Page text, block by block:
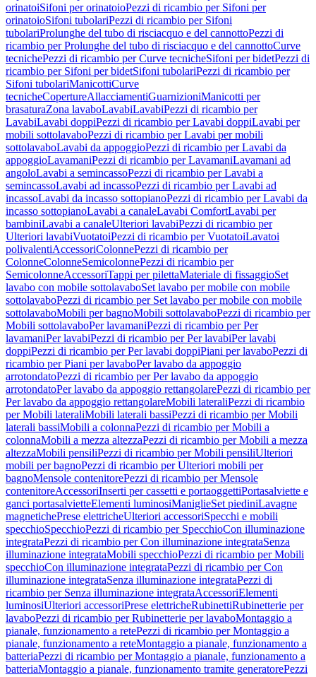
orinatoiSifoni per orinatoioPezzi di ricambio per Sifoni per
orinatoioSifoni tubolariPezzi di ricambio per Sifoni
tubolariProlunghe del tubo di risciacquo e del cannottoPezzi di
ricambio per Prolunghe del tubo di risciacquo e del cannottoCurve
tecnichePezzi di ricambio per Curve tecnicheSifoni per bidetPezzi di
ricambio per Sifoni per bidetSifoni tubolariPezzi di ricambio per
Sifoni tubolariManicottiCurve
tecnicheCopertureAllacciamentiGuarnizioniManicotti per
brasaturaZona lavaboLavabiLavabiPezzi di ricambio per
LavabiLavabi doppiPezzi di ricambio per Lavabi doppiLavabi per
mobili sottolavaboPezzi di ricambio per Lavabi per mobili
sottolavaboLavabi da appoggioPezzi di ricambio per Lavabi da
appoggioLavamaniPezzi di ricambio per LavamaniLavamani ad
angoloLavabi a semincassoPezzi di ricambio per Lavabi a
semincassoLavabi ad incassoPezzi di ricambio per Lavabi ad
incassoLavabi da incasso sottopianoPezzi di ricambio per Lavabi da
incasso sottopianoLavabi a canaleLavabi ComfortLavabi per
bambiniLavabi a canaleUlteriori lavabiPezzi di ricambio per
Ulteriori lavabiVuotatoiPezzi di ricambio per VuotatoiLavatoi
polivalentiAccessoriColonnePezzi di ricambio per
ColonneColonneSemicolonnePezzi di ricambio per
SemicolonneAccessoriTappi per pilettaMateriale di fissaggioSet
lavabo con mobile sottolavaboSet lavabo per mobile con mobile
sottolavaboPezzi di ricambio per Set lavabo per mobile con mobile
sottolavaboMobili per bagnoMobili sottolavaboPezzi di ricambio per
Mobili sottolavaboPer lavamaniPezzi di ricambio per Per
lavamaniPer lavabiPezzi di ricambio per Per lavabiPer lavabi
doppiPezzi di ricambio per Per lavabi doppiPiani per lavaboPezzi di
ricambio per Piani per lavaboPer lavabo da appoggio
arrotondatoPezzi di ricambio per Per lavabo da appoggio
arrotondatoPer lavabo da appoggio rettangolarePezzi di ricambio per
Per lavabo da appoggio rettangolareMobili lateraliPezzi di ricambio
per Mobili lateraliMobili laterali bassiPezzi di ricambio per Mobili
laterali bassiMobili a colonnaPezzi di ricambio per Mobili a
colonnaMobili a mezza altezzaPezzi di ricambio per Mobili a mezza
altezzaMobili pensiliPezzi di ricambio per Mobili pensiliUlteriori
mobili per bagnoPezzi di ricambio per Ulteriori mobili per
bagnoMensole contenitorePezzi di ricambio per Mensole
contenitoreAccessoriInserti per cassetti e portaoggettiPortasalviette e
ganci portasalvietteElementi luminosiManiglieSet piediniLavagne
magnetichePrese elettricheUlteriori accessoriSpecchi e mobili
specchioSpecchioPezzi di ricambio per SpecchioCon illuminazione
integrataPezzi di ricambio per Con illuminazione integrataSenza
illuminazione integrataMobili specchioPezzi di ricambio per Mobili
specchioCon illuminazione integrataPezzi di ricambio per Con
illuminazione integrataSenza illuminazione integrataPezzi di
ricambio per Senza illuminazione integrataAccessoriElementi
luminosiUlteriori accessoriPrese elettricheRubinettiRubinetterie per
lavaboPezzi di ricambio per Rubinetterie per lavaboMontaggio a
pianale, funzionamento a retePezzi di ricambio per Montaggio a
pianale, funzionamento a reteMontaggio a pianale, funzionamento a
batteriaPezzi di ricambio per Montaggio a pianale, funzionamento a
batteriaMontaggio a pianale, funzionamento tramite generatorePezzi